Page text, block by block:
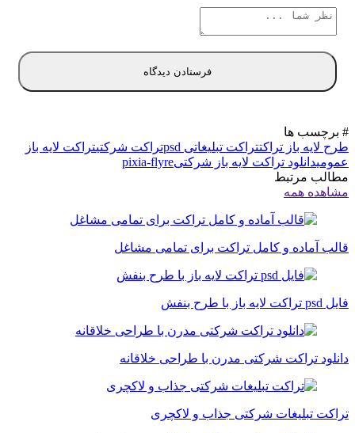
# برچسب ها
طرح لایه باز تراکتتراکت تبلیغاتی psd تراکت شرکتیتراکت لایه باز
عمومیدانلود تراکت لایه باز شرکتیpixia-flyre
مطالب مرتبط
مشاهده همه
قالب آماده و کامل تراکت برای تمامی مشاغل
فایل psd تراکت لایه باز با طرح بنفش
دانلود تراکت شرکتی مدرن با طراحی خلاقانه
تراکت تبلیغات شرکتی جذاب و لاکچری